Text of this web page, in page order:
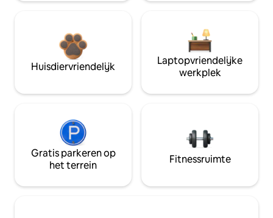
Huisdiervriendelijk
Laptopvriendelijke
werkplek
Gratis parkeren op
het terrein
Fitnessruimte